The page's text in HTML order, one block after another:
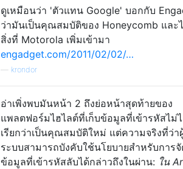
ดูเหมือนว่า 'ตัวแทน Google' บอกกับ
ว่ามันเป็นคุณสมบัติของ Honeycomb และ
สิ่งที่ Motorola เพิ่มเข้ามา
engadget.com/2011/02/02/…
krondor
อ่าเพิ่งพบมันหน้า 2 ถึงย่อหน้าสุดท้ายของ
แพลตฟอร์มไฮไลต์ที่เก็บข้อมูลที่เข้ารหัสไม่
เรียกว่าเป็นคุณสมบัติใหม่ แต่ความจริงที่ว่า
ระบบสามารถบังคับใช้นโยบายสำหรับการจั
ข้อมูลที่เข้ารหัสลับได้กล่าวถึงในผ่าน: ใน